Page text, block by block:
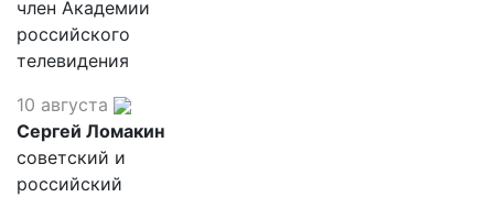
член Академии
российского
телевидения
10 августа
Сергей Ломакин
советский и
российский